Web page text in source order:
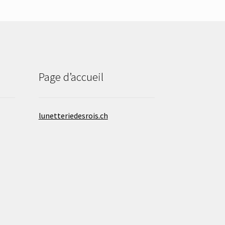
Page d’accueil
lunetteriedesrois.ch